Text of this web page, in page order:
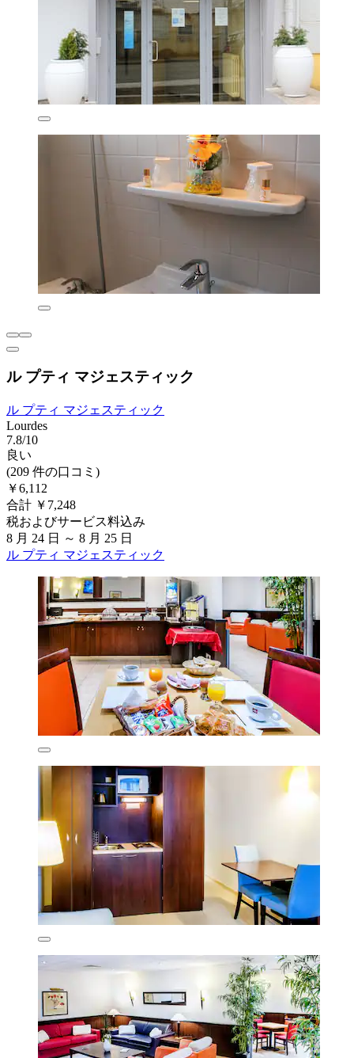
ル プティ マジェスティック
ル プティ マジェスティック
Lourdes
7.8/10
良い
(209 件の口コミ)
￥6,112
合計 ￥7,248
税およびサービス料込み
8 月 24 日 ～ 8 月 25 日
ル プティ マジェスティック